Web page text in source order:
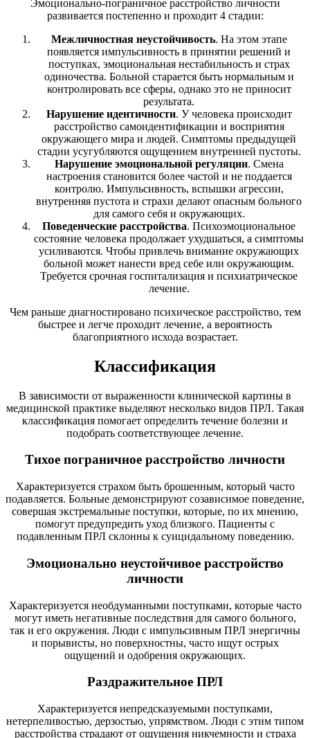
Эмоционально-пограничное расстройство личности
развивается постепенно и проходит 4 стадии:
Межличностная неустойчивость. На этом этапе
появляется импульсивность в принятии решений и
поступках, эмоциональная нестабильность и страх
одиночества. Больной старается быть нормальным и
контролировать все сферы, однако это не приносит
результата.
Нарушение идентичности. У человека происходит
расстройство самоидентификации и восприятия
окружающего мира и людей. Симптомы предыдущей
стадии усугубляются ощущением внутренней пустоты.
Нарушение эмоциональной регуляции. Смена
настроения становится более частой и не поддается
контролю. Импульсивность, вспышки агрессии,
внутренняя пустота и страхи делают опасным больного
для самого себя и окружающих.
Поведенческие расстройства. Психоэмоциональное
состояние человека продолжает ухудшаться, а симптомы
усиливаются. Чтобы привлечь внимание окружающих
больной может нанести вред себе или окружающим.
Требуется срочная госпитализация и психиатрическое
лечение.
Чем раньше диагностировано психическое расстройство, тем
быстрее и легче проходит лечение, а вероятность
благоприятного исхода возрастает.
Классификация
В зависимости от выраженности клинической картины в
медицинской практике выделяют несколько видов ПРЛ. Такая
классификация помогает определить течение болезни и
подобрать соответствующее лечение.
Тихое пограничное расстройство личности
Характеризуется страхом быть брошенным, который часто
подавляется. Больные демонстрируют созависимое поведение,
совершая экстремальные поступки, которые, по их мнению,
помогут предупредить уход близкого. Пациенты с
подавленным ПРЛ склонны к суицидальному поведению.
Эмоционально неустойчивое расстройство
личности
Характеризуется необдуманными поступками, которые часто
могут иметь негативные последствия для самого больного,
так и его окружения. Люди с импульсивным ПРЛ энергичны
и порывисты, но поверхностны, часто ищут острых
ощущений и одобрения окружающих.
Раздражительное ПРЛ
Характеризуется непредсказуемыми поступками,
нетерпеливостью, дерзостью, упрямством. Люди с этим типом
расстройства страдают от ощущения никчемности и страха